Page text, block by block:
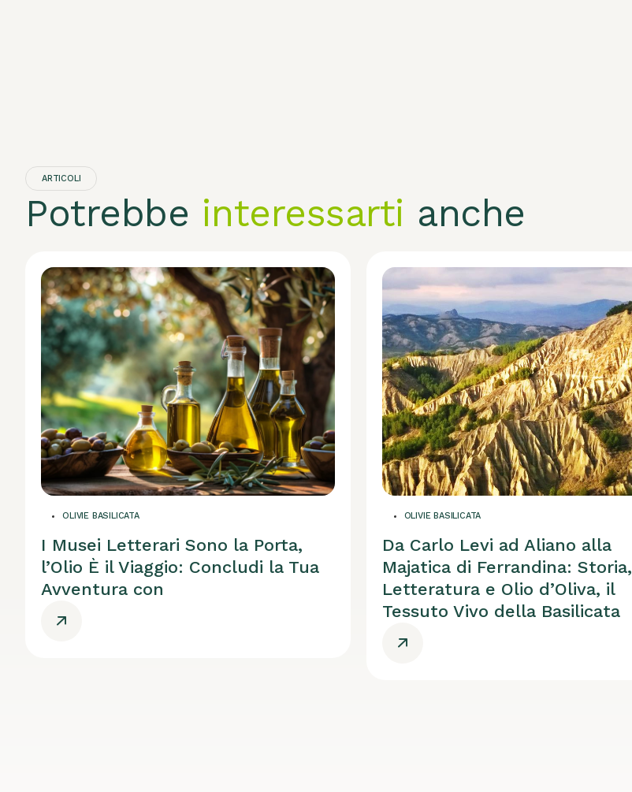
ARTICOLI
Potrebbe interessarti anche
OLIVIE BASILICATA
I Musei Letterari Sono la Porta,
l’Olio È il Viaggio: Concludi la Tua
Avventura con
OLIVIE BASILICATA
Da Carlo Levi ad Aliano alla
Majatica di Ferrandina: Storia,
Letteratura e Olio d’Oliva, il
Tessuto Vivo della Basilicata